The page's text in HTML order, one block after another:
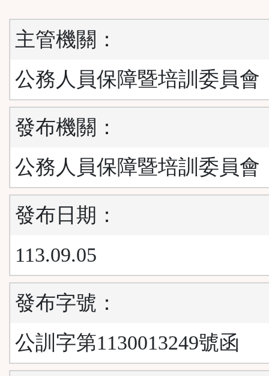
主管機關：
公務人員保障暨培訓委員會
發布機關：
公務人員保障暨培訓委員會
發布日期：
113.09.05
發布字號：
公訓字第1130013249號函